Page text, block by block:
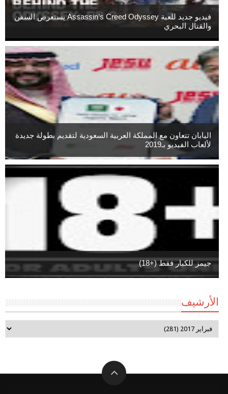
فيديو جديد للعبة Assassin’s Creed Odyssey يستعرض السفن
والقتال البحري
اليابان تتعاون مع المملكة العربية السعودية لتقديم بطولة جديدة
لألعاب الفيديو بـ2019
جيمز للكبار فقط (+18)
الأرشيف